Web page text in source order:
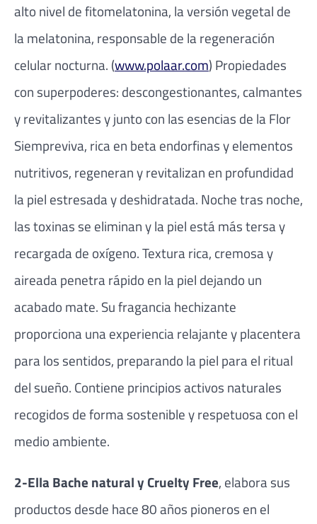
alto nivel de fitomelatonina, la versión vegetal de
la melatonina, responsable de la regeneración
celular nocturna. (www.polaar.com) Propiedades
con superpoderes: descongestionantes, calmantes
y revitalizantes y junto con las esencias de la Flor
Siempreviva, rica en beta endorfinas y elementos
nutritivos, regeneran y revitalizan en profundidad
la piel estresada y deshidratada. Noche tras noche,
las toxinas se eliminan y la piel está más tersa y
recargada de oxígeno. Textura rica, cremosa y
aireada penetra rápido en la piel dejando un
acabado mate. Su fragancia hechizante
proporciona una experiencia relajante y placentera
para los sentidos, preparando la piel para el ritual
del sueño. Contiene principios activos naturales
recogidos de forma sostenible y respetuosa con el
medio ambiente.
2-Ella Bache natural y Cruelty Free, elabora sus
productos desde hace 80 años pioneros en el